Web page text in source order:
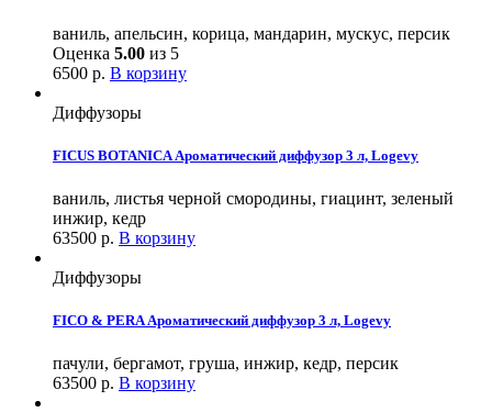
ваниль, апельсин, корица, мандарин, мускус, персик
Оценка 5.00 из 5
6500 р. В корзину
Диффузоры
FICUS BOTANICA Ароматический диффузор 3 л, Logevy
ваниль, листья черной смородины, гиацинт, зеленый
инжир, кедр
63500 р. В корзину
Диффузоры
FICO & PERA Ароматический диффузор 3 л, Logevy
пачули, бергамот, груша, инжир, кедр, персик
63500 р. В корзину